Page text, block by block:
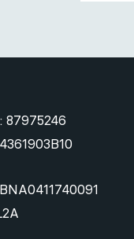
87975246